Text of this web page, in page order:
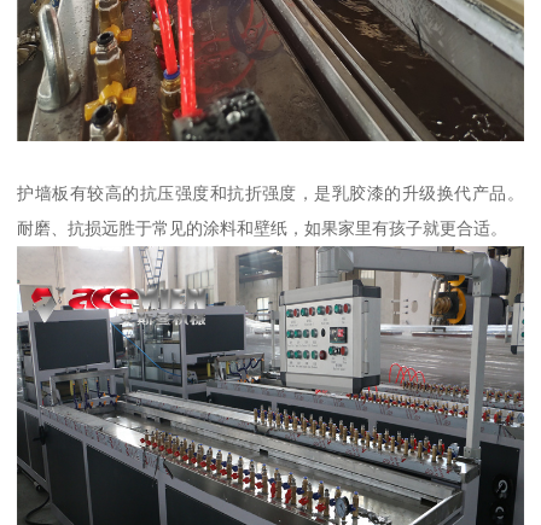
护墙板有较高的抗压强度和抗折强度，是乳胶漆的升级换代产品。
耐磨、抗损远胜于常见的涂料和壁纸，如果家里有孩子就更合适。